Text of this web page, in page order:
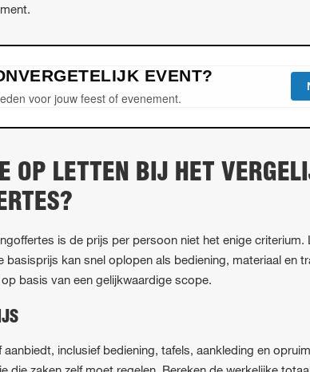
EVENT?
voor jouw feest of evenement.
OP LETTEN BIJ HET
is de prijs per persoon niet het enige
basisprijs kan snel oplopen als bediening, materiaal en
basis van een gelijkwaardige scope.
aanbiedt, inclusief bediening, tafels, aankleding en